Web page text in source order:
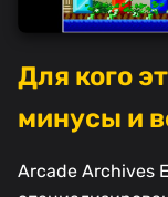
Для кого
минусы и
Arcade Archives